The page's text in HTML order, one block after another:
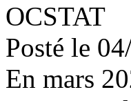
OCSTAT
Posté le
En mars